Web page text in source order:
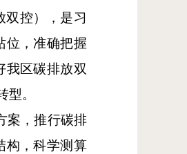
双控），是习
位，准确把握
我区碳排放双
。
案，推行碳排
构，科学测算